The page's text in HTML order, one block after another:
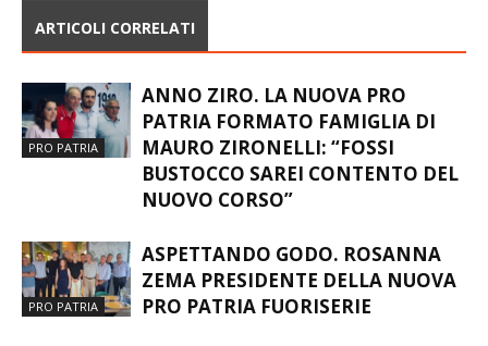
ARTICOLI CORRELATI
PRO PATRIA
ANNO ZIRO. LA NUOVA PRO
PATRIA FORMATO FAMIGLIA DI
MAURO ZIRONELLI: “FOSSI
BUSTOCCO SAREI CONTENTO DEL
NUOVO CORSO”
PRO PATRIA
ASPETTANDO GODO. ROSANNA
ZEMA PRESIDENTE DELLA NUOVA
PRO PATRIA FUORISERIE